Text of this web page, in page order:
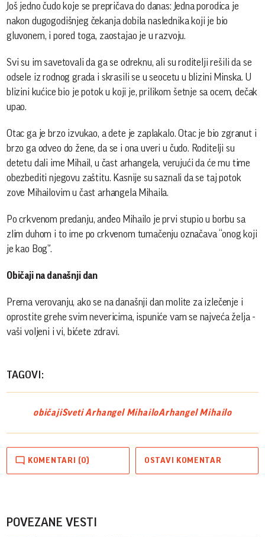
Još jedno čudo koje se prepričava do danas: Jedna porodica je
nakon dugogodišnjeg čekanja dobila naslednika koji je bio
gluvonem, i pored toga, zaostajao je u razvoju.
Svi su im savetovali da ga se odreknu, ali su roditelji rešili da se
odsele iz rodnog grada i skrasili se u seocetu u blizini Minska. U
blizini kućice bio je potok u koji je, prilikom šetnje sa ocem, dečak
upao.
Otac ga je brzo izvukao, a dete je zaplakalo. Otac je bio zgranut i
brzo ga odveo do žene, da se i ona uveri u čudo. Roditelji su
detetu dali ime Mihail, u čast arhangela, verujući da će mu time
obezbediti njegovu zaštitu. Kasnije su saznali da se taj potok
zove Mihailovim u čast arhangela Mihaila.
Po crkvenom predanju, anđeo Mihailo je prvi stupio u borbu sa
zlim duhom i to ime po crkvenom tumačenju označava “onog koji
je kao Bog”.
Običaji na današnji dan
Prema verovanju, ako se na današnji dan molite za izlečenje i
oprostite grehe svim nevericima, ispuniće vam se najveća želja -
vaši voljeni i vi, bićete zdravi.
TAGOVI:
običajiSveti Arhangel MihailoArhangel Mihailo
KOMENTARI (0) OSTAVI KOMENTAR
POVEZANE VESTI